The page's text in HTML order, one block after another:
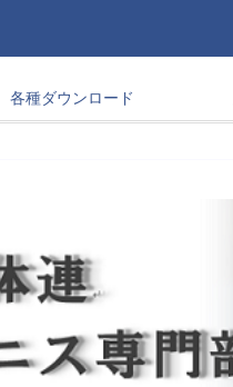
各種ダウンロード